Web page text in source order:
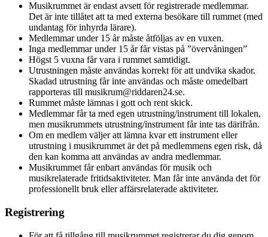
Musikrummet är endast avsett för registrerade medlemmar.
Det är inte tillåtet att ta med externa besökare till rummet (med
undantag för inhyrda lärare).
Medlemmar under 15 år måste åtföljas av en vuxen.
Inga medlemmar under 15 år får vistas på ”övervåningen”
Högst 5 vuxna får vara i rummet samtidigt.
Utrustningen måste användas korrekt för att undvika skador.
Skadad utrustning får inte användas och måste omedelbart
rapporteras till musikrum@riddaren24.se.
Rummet måste lämnas i gott och rent skick.
Medlemmar får ta med egen utrustning/instrument till lokalen,
men musikrummets utrustning/instrument får inte tas därifrån.
Om en medlem väljer att lämna kvar ett instrument eller
utrustning i musikrummet är det på medlemmens egen risk, då
den kan komma att användas av andra medlemmar.
Musikrummet får enbart användas för musik och
musikrelaterade fritidsaktiviteter. Man får inte använda det för
professionellt bruk eller affärsrelaterade aktiviteter.
Registrering